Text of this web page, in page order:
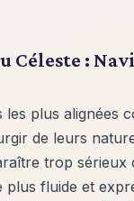
Céleste :
les plus alignées
de leurs
trop sérieux
plus fluide et